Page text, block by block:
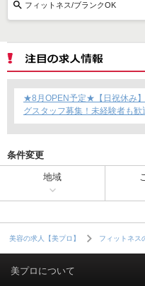
フィットネス/ブランクOK
★8月OPEN予定★【日祝休み
グスタッフ募集！未経験者も
／賞与年2回支給／育児短時間
条件変更
地域
美容の求人【美プロ】 フィットネス
美プロについて